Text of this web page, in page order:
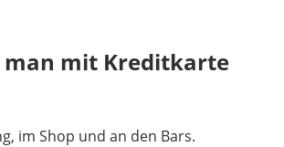
man mit Kreditkarte
im Shop und an den Bars.